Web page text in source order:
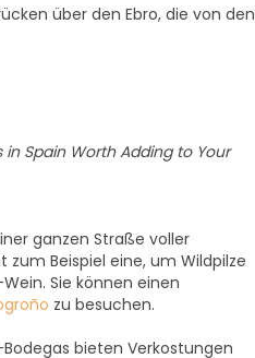
über den Ebro, die von den
ganzen Straße voller
Beispiel eine, um Wildpilze
Sie können einen
zu besuchen.
bieten Verkostungen